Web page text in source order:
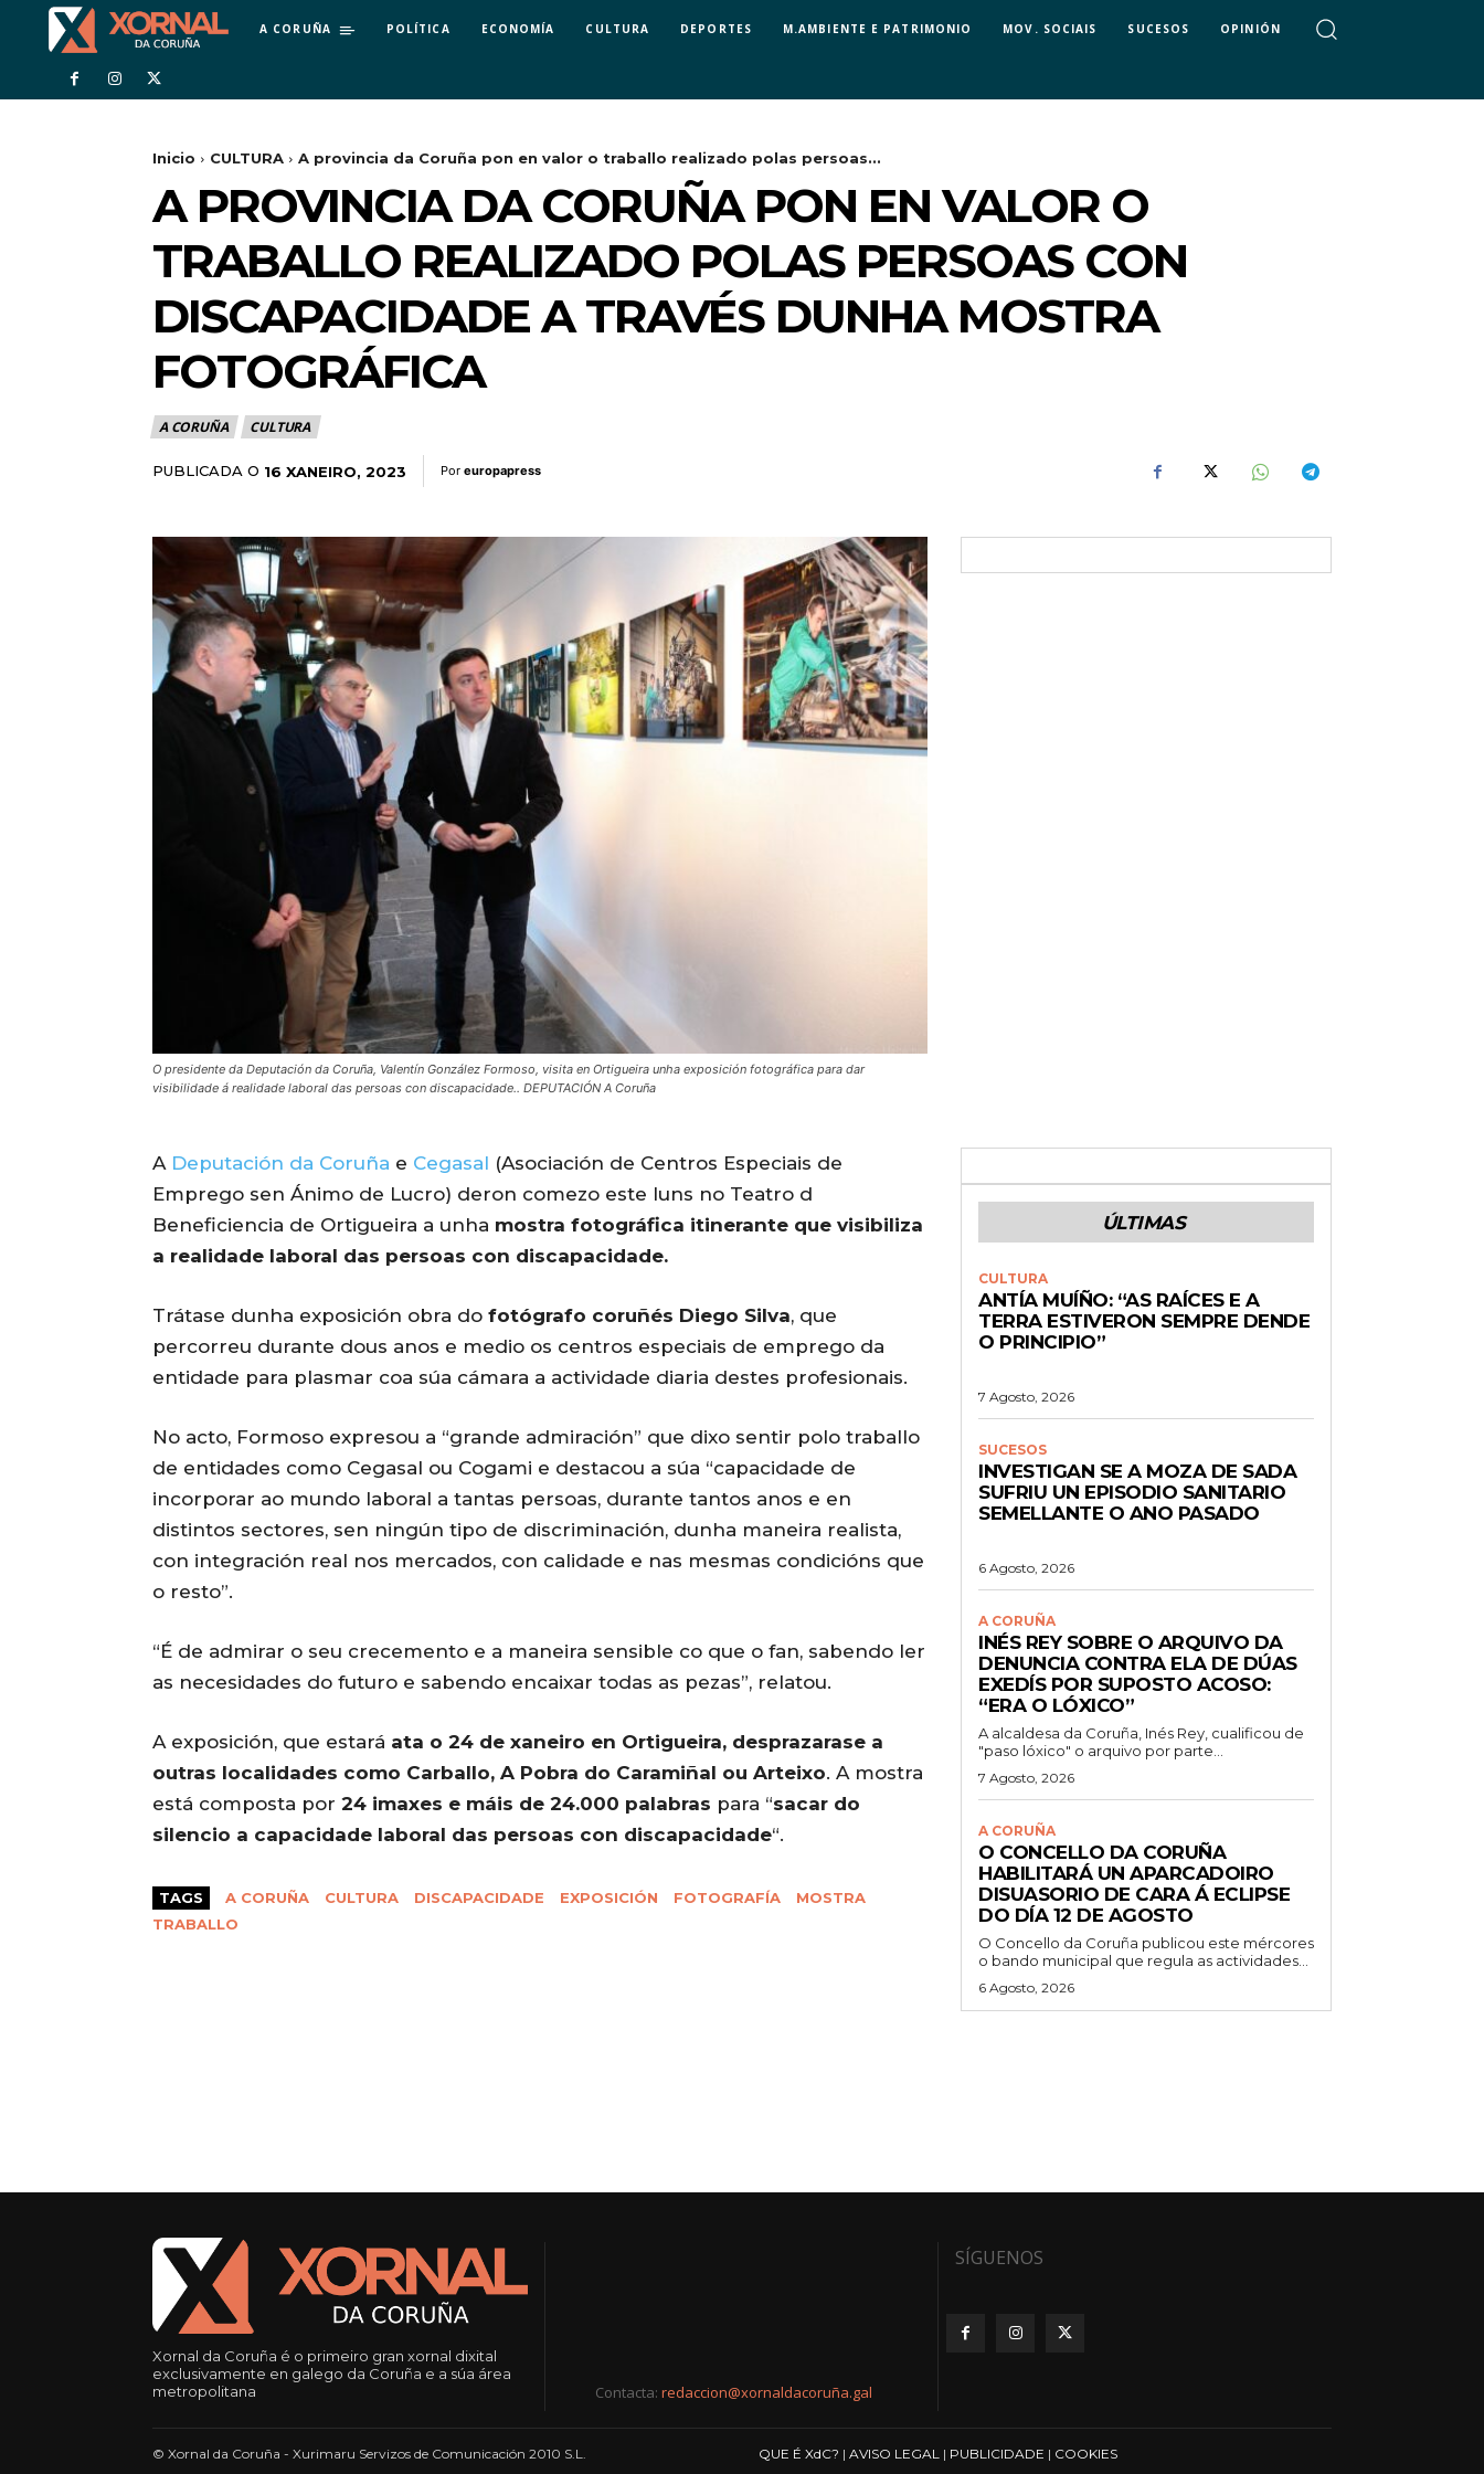
A CORUÑA POLÍTICA ECONOMÍA CULTURA DEPORTES M.AMBIENTE E PATRIMONIO MOV. SOCIAIS SUCESOS OPINIÓN
Inicio CULTURA A provincia da Coruña pon en valor o traballo realizado polas persoas...
A PROVINCIA DA CORUÑA PON EN VALOR O
TRABALLO REALIZADO POLAS PERSOAS CON
DISCAPACIDADE A TRAVÉS DUNHA MOSTRA
FOTOGRÁFICA
A CORUÑA CULTURA
PUBLICADA O 16 XANEIRO, 2023 Por europapress
O presidente da Deputación da Coruña, Valentín González Formoso, visita en Ortigueira unha exposición fotográfica para dar
visibilidade á realidade laboral das persoas con discapacidade.. DEPUTACIÓN A Coruña
A Deputación da Coruña e Cegasal (Asociación de Centros Especiais de
Emprego sen Ánimo de Lucro) deron comezo este luns no Teatro d
Beneficiencia de Ortigueira a unha mostra fotográfica itinerante que visibiliza
a realidade laboral das persoas con discapacidade.
Trátase dunha exposición obra do fotógrafo coruñés Diego Silva, que
percorreu durante dous anos e medio os centros especiais de emprego da
entidade para plasmar coa súa cámara a actividade diaria destes profesionais.
No acto, Formoso expresou a “grande admiración” que dixo sentir polo traballo
de entidades como Cegasal ou Cogami e destacou a súa “capacidade de
incorporar ao mundo laboral a tantas persoas, durante tantos anos e en
distintos sectores, sen ningún tipo de discriminación, dunha maneira realista,
con integración real nos mercados, con calidade e nas mesmas condicións que
o resto”.
“É de admirar o seu crecemento e a maneira sensible co que o fan, sabendo ler
as necesidades do futuro e sabendo encaixar todas as pezas”, relatou.
A exposición, que estará ata o 24 de xaneiro en Ortigueira, desprazarase a
outras localidades como Carballo, A Pobra do Caramiñal ou Arteixo. A mostra
está composta por 24 imaxes e máis de 24.000 palabras para “sacar do
silencio a capacidade laboral das persoas con discapacidade“.
TAGS A CORUÑA CULTURA DISCAPACIDADE EXPOSICIÓN FOTOGRAFÍA
MOSTRA
TRABALLO
ÚLTIMAS
CULTURA
ANTÍA MUÍÑO: “AS RAÍCES E A
TERRA ESTIVERON SEMPRE DENDE
O PRINCIPIO”
7 Agosto, 2026
SUCESOS
INVESTIGAN SE A MOZA DE SADA
SUFRIU UN EPISODIO SANITARIO
SEMELLANTE O ANO PASADO
6 Agosto, 2026
A CORUÑA
INÉS REY SOBRE O ARQUIVO DA
DENUNCIA CONTRA ELA DE DÚAS
EXEDÍS POR SUPOSTO ACOSO:
“ERA O LÓXICO”
A alcaldesa da Coruña, Inés Rey, cualificou de
"paso lóxico" o arquivo por parte...
7 Agosto, 2026
A CORUÑA
O CONCELLO DA CORUÑA
HABILITARÁ UN APARCADOIRO
DISUASORIO DE CARA Á ECLIPSE
DO DÍA 12 DE AGOSTO
O Concello da Coruña publicou este mércores
o bando municipal que regula as actividades...
6 Agosto, 2026
Xornal da Coruña é o primeiro gran xornal dixital
exclusivamente en galego da Coruña e a súa área
metropolitana
Contacta: redaccion@xornaldacoruña.gal
SÍGUENOS
© Xornal da Coruña - Xurimaru Servizos de Comunicación 2010 S.L. QUE É XdC? | AVISO LEGAL | PUBLICIDADE | COOKIES